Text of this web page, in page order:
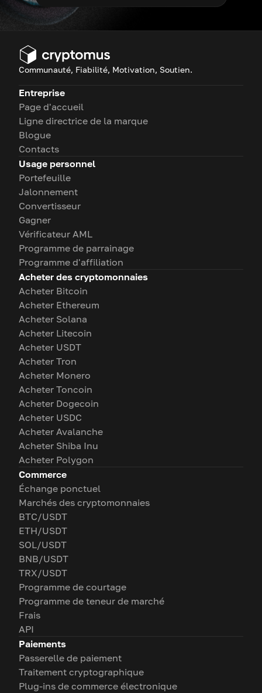
Communauté, Fiabilité, Motivation, Soutien.
Entreprise
Page d'accueil
Ligne directrice de la marque
Blogue
Contacts
Usage personnel
Portefeuille
Jalonnement
Convertisseur
Gagner
Vérificateur AML
Programme de parrainage
Programme d'affiliation
Acheter des cryptomonnaies
Acheter Bitcoin
Acheter Ethereum
Acheter Solana
Acheter Litecoin
Acheter USDT
Acheter Tron
Acheter Monero
Acheter Toncoin
Acheter Dogecoin
Acheter USDC
Acheter Avalanche
Acheter Shiba Inu
Acheter Polygon
Commerce
Échange ponctuel
Marchés des cryptomonnaies
BTC/USDT
ETH/USDT
SOL/USDT
BNB/USDT
TRX/USDT
Programme de courtage
Programme de teneur de marché
Frais
API
Paiements
Passerelle de paiement
Traitement cryptographique
Plug-ins de commerce électronique